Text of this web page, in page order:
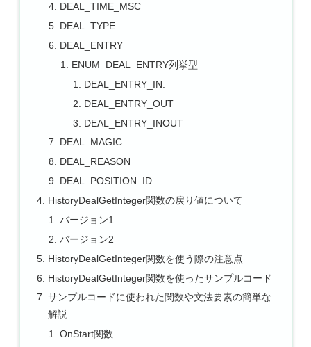
DEAL_TIME_MSC
DEAL_TYPE
DEAL_ENTRY
ENUM_DEAL_ENTRY列挙型
DEAL_ENTRY_IN:
DEAL_ENTRY_OUT
DEAL_ENTRY_INOUT
DEAL_MAGIC
DEAL_REASON
DEAL_POSITION_ID
HistoryDealGetInteger関数の戻り値について
バージョン1
バージョン2
HistoryDealGetInteger関数を使う際の注意点
HistoryDealGetInteger関数を使ったサンプルコード
サンプルコードに使われた関数や文法要素の簡単な
解説
OnStart関数